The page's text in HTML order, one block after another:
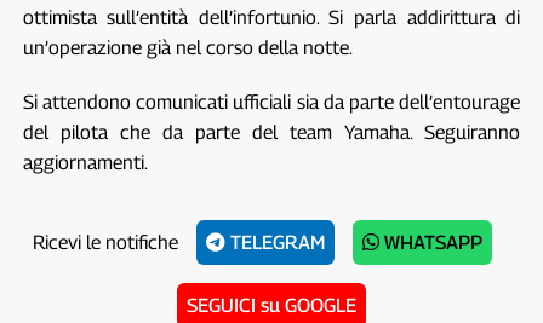
ottimista sull’entità dell’infortunio. Si parla addirittura di
un’operazione già nel corso della notte.
Si attendono comunicati ufficiali sia da parte dell’entourage
del pilota che da parte del team Yamaha. Seguiranno
aggiornamenti.
Ricevi le notifiche TELEGRAM WHATSAPP
SEGUICI su GOOGLE